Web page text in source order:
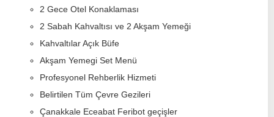
2 Gece Otel Konaklaması
2 Sabah Kahvaltısı ve 2 Akşam Yemeği
Kahvaltılar Açık Büfe
Akşam Yemegi Set Menü
Profesyonel Rehberlik Hizmeti
Belirtilen Tüm Çevre Gezileri
Çanakkale Eceabat Feribot geçişler